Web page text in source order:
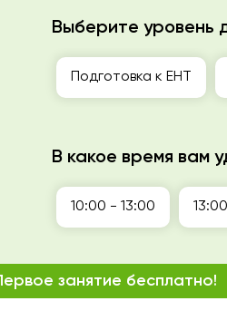
занятие бесплатно!
Выберите уровень
Подготовка к ЕНТ
В какое время вам
10:00 - 13:00